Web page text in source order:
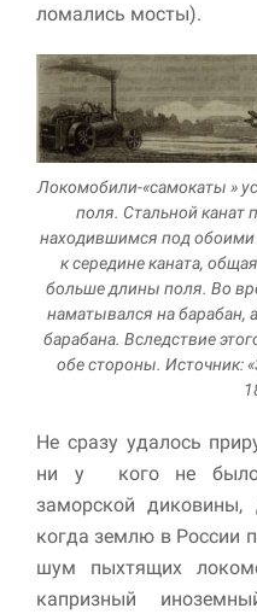
ломались мосты).
Локомобили-«самокаты »
поля. Стальной канат
находившимся под
к середине каната,
больше длины поля. Во
наматывался на барабан,
барабана. Вследствие
обе стороны. Источник:
Не сразу удалось
ни у кого не было
заморской
когда землю в России
шум пыхтящих
капризный